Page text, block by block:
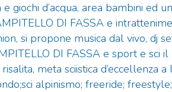
e giochi d’acqua, area bambini ed
DI FASSA e
si propone musica dal vivo, dj
DI FASSA e sport e
meta sciistica d’eccellenza
alpinismo; freeride;